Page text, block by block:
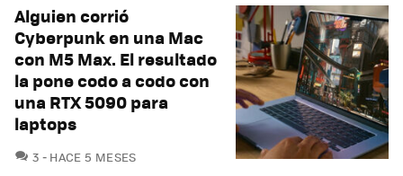
Alguien corrió
Cyberpunk en una Mac
con M5 Max. El resultado
la pone codo a codo con
una RTX 5090 para
laptops
3 COMENTARIOS
HACE 5 MESES